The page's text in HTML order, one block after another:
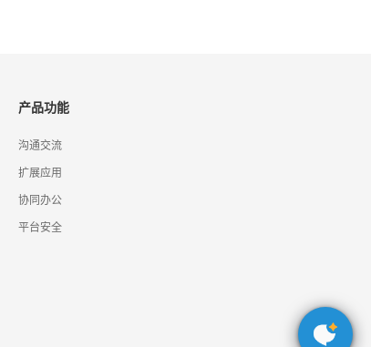
产品功能
沟通交流
扩展应用
协同办公
平台安全